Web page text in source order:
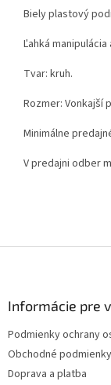
Biely plastový
Ľahká manipulácia
Tvar: kruh.
Rozmer: Vonkajší
Minimálne
V predajni odber
Informácie pre
Podmienky ochrany
Obchodné podmienky
Doprava a platba